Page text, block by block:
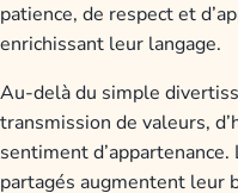
patience, de respect et
enrichissant leur langage.
Au-delà du simple
transmission de valeurs,
sentiment
partagés augmentent leur